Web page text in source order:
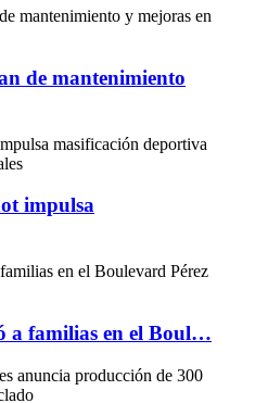
de mantenimiento
impulsa
a familias en el Boul…